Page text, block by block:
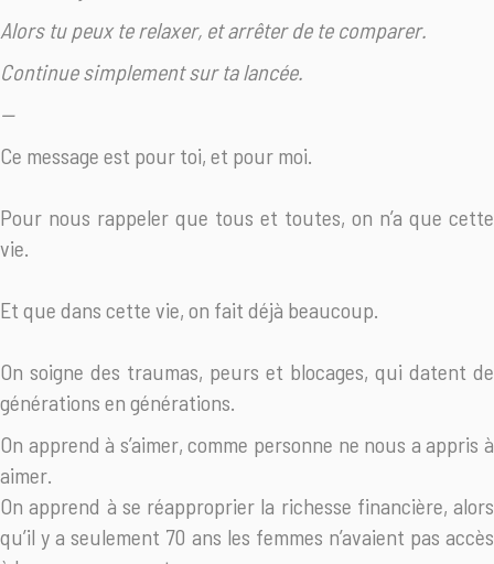
Alors tu peux te relaxer, et arrêter de te comparer.
Continue simplement sur ta lancée.
—
Ce message est pour toi, et pour moi.
Pour nous rappeler que tous et toutes, on n’a que cette
vie.
Et que dans cette vie, on fait déjà beaucoup.
On soigne des traumas, peurs et blocages, qui datent de
générations en générations.
On apprend à s’aimer, comme personne ne nous a appris à
aimer.
On apprend à se réapproprier la richesse financière, alors
qu’il y a seulement 70 ans les femmes n’avaient pas accès